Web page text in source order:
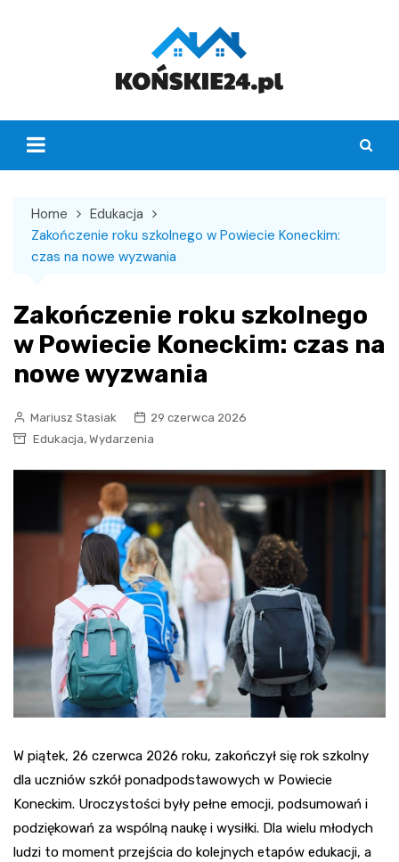
Home
Edukacja
Zakończenie roku szkolnego w Powiecie Koneckim:
czas na nowe wyzwania
Zakończenie roku szkolnego
w Powiecie Koneckim: czas na
nowe wyzwania
Mariusz Stasiak
29 czerwca 2026
Edukacja, Wydarzenia
W piątek, 26 czerwca 2026 roku, zakończył się rok szkolny
dla uczniów szkół ponadpodstawowych w Powiecie
Koneckim. Uroczystości były pełne emocji, podsumowań i
podziękowań za wspólną naukę i wysiłki. Dla wielu młodych
ludzi to moment przejścia do kolejnych etapów edukacji, a